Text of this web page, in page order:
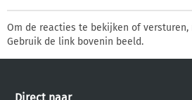
Om de reacties te bekijken of
Gebruik de link bovenin beeld.